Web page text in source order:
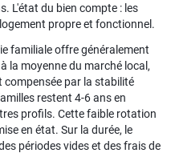
L'état du bien compte : les
propre et fonctionnel.
familiale offre généralement
la moyenne du marché local,
compensée par la stabilité
restent 4-6 ans en
profils. Cette faible rotation
en état. Sur la durée, le
périodes vides et des frais de